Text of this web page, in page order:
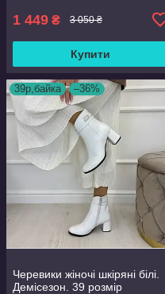
1 449 ₴ 3 050 ₴
Купити
39р,байка –36%
Черевики жіночі шкіряні білі.
Демісезон. 39 розмір